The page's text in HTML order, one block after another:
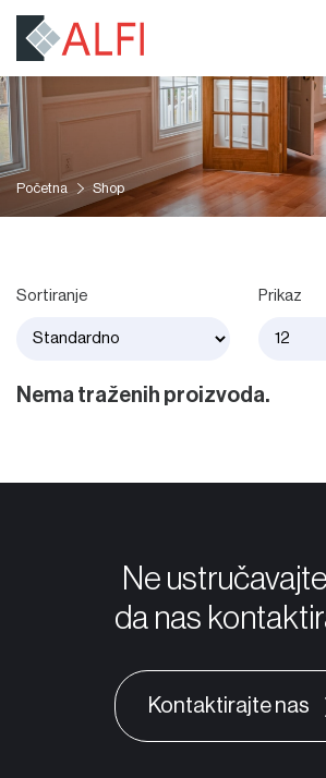
Početna Shop
Sortiranje Prikaz
Nema traženih proizvoda.
Ne
da nas
Kontaktirajte nas